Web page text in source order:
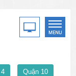
Quận 10